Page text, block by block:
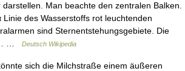
Man beachte den zentralen Balken.
Linie des Wasserstoffs rot leuchtenden
sind Sternentstehungsgebiete. Die
…
Deutsch Wikipedia
sich die Milchstraße einem äußeren